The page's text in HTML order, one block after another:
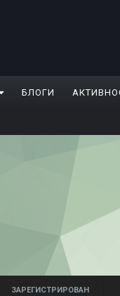
БЛОГИ
ЗАРЕГИСТРИРОВАН